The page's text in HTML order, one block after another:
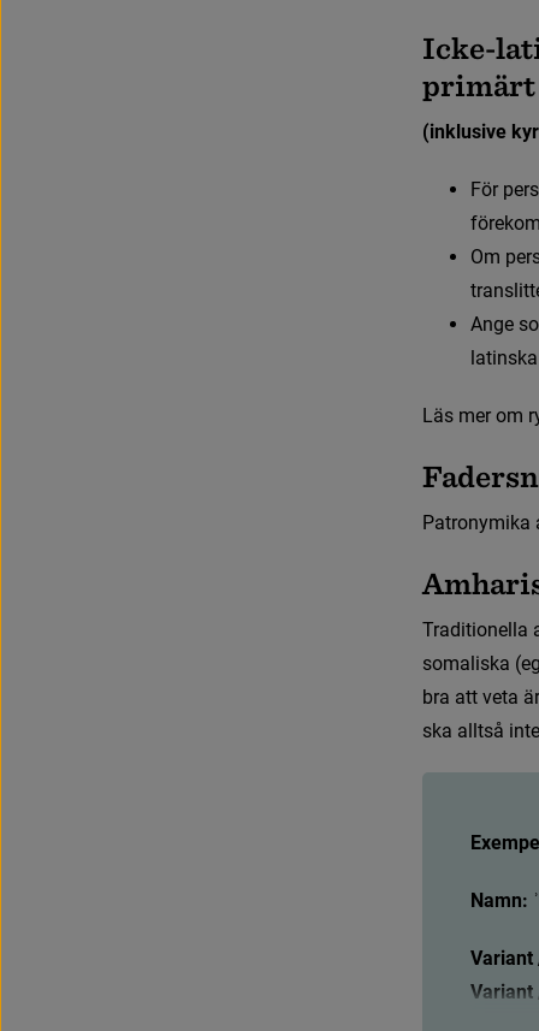
Icke-
primärt
(inklusive
För pers
förekom
Om per
Ange so
Läs mer om r
Patronymika
Traditionella
somaliska (eg
bra att veta är
ska alltså inte
Namn: ʾ
Variant
Variant